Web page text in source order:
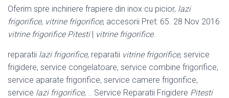
Oferim spre inchiriere frapiere din inox cu picior, lazi
frigorifice, vitrine frigorifice, accesorii Pret: 65. 28 Nov 2016
vitrine frigorifice Pitesti| vitrine frigorifice.
reparatii lazi frigorifice, reparatii vitrine frigorifice, service
frigidere, service congelatoare, service combine frigorifice,
service aparate frigorifice, service camere frigorifice,
service lazi frigorifice, .. Service Reparatii Frigidere Pitesti